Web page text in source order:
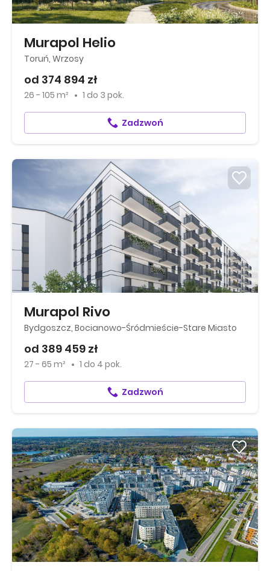
Murapol Helio
Toruń, Wrzosy
od 374 894 zł
26 - 105 m² 1 do 3 pok.
Zadzwoń
Murapol Rivo
Bydgoszcz, Bocianowo-Śródmieście-Stare Miasto
od 389 459 zł
27 - 65 m² 1 do 4 pok.
Zadzwoń